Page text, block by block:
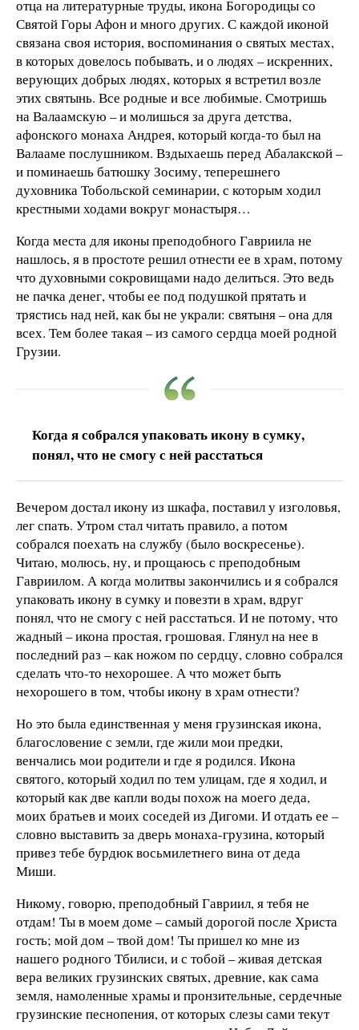
отца на литературные труды, икона Богородицы со
Святой Горы Афон и много других. С каждой иконой
связана своя история, воспоминания о святых местах,
в которых довелось побывать, и о людях – искренних,
верующих добрых людях, которых я встретил возле
этих святынь. Все родные и все любимые. Смотришь
на Валаамскую – и молишься за друга детства,
афонского монаха Андрея, который когда-то был на
Валааме послушником. Вздыхаешь перед Абалакской –
и поминаешь батюшку Зосиму, теперешнего
духовника Тобольской семинарии, с которым ходил
крестными ходами вокруг монастыря…
Когда места для иконы преподобного Гавриила не
нашлось, я в простоте решил отнести ее в храм, потому
что духовными сокровищами надо делиться. Это ведь
не пачка денег, чтобы ее под подушкой прятать и
трястись над ней, как бы не украли: святыня – она для
всех. Тем более такая – из самого сердца моей родной
Грузии.
Когда я собрался упаковать икону в сумку,
понял, что не смогу с ней расстаться
Вечером достал икону из шкафа, поставил у изголовья,
лег спать. Утром стал читать правило, а потом
собрался поехать на службу (было воскресенье).
Читаю, молюсь, ну, и прощаюсь с преподобным
Гавриилом. А когда молитвы закончились и я собрался
упаковать икону в сумку и повезти в храм, вдруг
понял, что не смогу с ней расстаться. И не потому, что
жадный – икона простая, грошовая. Глянул на нее в
последний раз – как ножом по сердцу, словно собрался
сделать что-то нехорошее. А что может быть
нехорошего в том, чтобы икону в храм отнести?
Но это была единственная у меня грузинская икона,
благословение с земли, где жили мои предки,
венчались мои родители и где я родился. Икона
святого, который ходил по тем улицам, где я ходил, и
который как две капли воды похож на моего деда,
моих братьев и моих соседей из Дигоми. И отдать ее –
словно выставить за дверь монаха-грузина, который
привез тебе бурдюк восьмилетнего вина от деда
Миши.
Никому, говорю, преподобный Гавриил, я тебя не
отдам! Ты в моем доме – самый дорогой после Христа
гость; мой дом – твой дом! Ты пришел ко мне из
нашего родного Тбилиси, и с тобой – живая детская
вера великих грузинских святых, древние, как сама
земля, намоленные храмы и пронзительные, сердечные
грузинские песнопения, от которых слезы сами текут